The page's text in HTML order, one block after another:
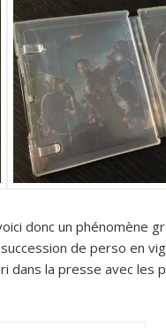
donc un phénomène
de perso en
dans la presse avec les